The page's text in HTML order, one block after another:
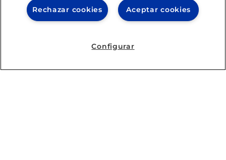
Aceptar cookies
Rechazar cookies
Configurar